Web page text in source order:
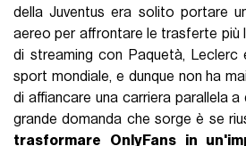
della Juventus era solito portare
aereo per affrontare le trasferte più
di streaming con Paquetà,
sport mondiale, e dunque non ha
di affiancare una carriera parallela
grande domanda che sorge è se
trasformare OnlyFans in